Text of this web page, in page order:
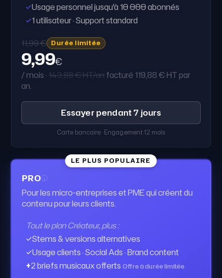
Usage personnel jusqu'à 10 000 abonnés
1 utilisateur · Support standard
11,99 € Durée limitée
9,99€
/ mois · 143,88 € HT/anfacturé 119,88 € HT par
an.
Essayer pendant 7 jours
Carte bancaire · Engagement 12 mois
LE PLUS POPULAIRE
PRO i
Pour les micro-entreprises et PME qui créent du
contenu pour leurs clients.
Tout le plan Créateur, plus :
Stems & versions alternatives
Usage clients · Social Ads · Brand content
+2 briefs musicaux offerts Offre à durée limitée